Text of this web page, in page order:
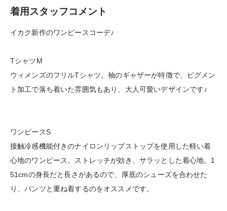
着用スタッフコメント
イカク新作のワンピースコーデ♪
TシャツM
ウィメンズのフリルTシャツ。袖のギャザーが特徴で、ピグメン
ト加工で落ち着いた雰囲気もあり、大人可愛いデザインです♪
ワンピースS
接触冷感機能付きのナイロンリップストップを使用した軽い着
心地のワンピース。ストレッチが効き、サラッとした着心地。1
51cmの身長だと長さがあるので、厚底のシューズを合わせた
り、パンツと重ね着するのをオススメです。